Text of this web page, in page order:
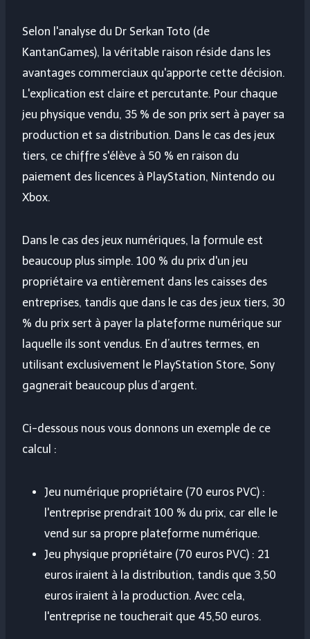
Selon l'analyse du Dr Serkan Toto (de
KantanGames), la véritable raison réside dans les
avantages commerciaux qu'apporte cette décision.
L'explication est claire et percutante. Pour chaque
jeu physique vendu, 35 % de son prix sert à payer sa
production et sa distribution. Dans le cas des jeux
tiers, ce chiffre s'élève à 50 % en raison du
paiement des licences à PlayStation, Nintendo ou
Xbox.
Dans le cas des jeux numériques, la formule est
beaucoup plus simple. 100 % du prix d'un jeu
propriétaire va entièrement dans les caisses des
entreprises, tandis que dans le cas des jeux tiers, 30
% du prix sert à payer la plateforme numérique sur
laquelle ils sont vendus. En d’autres termes, en
utilisant exclusivement le PlayStation Store, Sony
gagnerait beaucoup plus d’argent.
Ci-dessous nous vous donnons un exemple de ce
calcul :
Jeu numérique propriétaire (70 euros PVC) :
l'entreprise prendrait 100 % du prix, car elle le
vend sur sa propre plateforme numérique.
Jeu physique propriétaire (70 euros PVC) : 21
euros iraient à la distribution, tandis que 3,50
euros iraient à la production. Avec cela,
l'entreprise ne toucherait que 45,50 euros.